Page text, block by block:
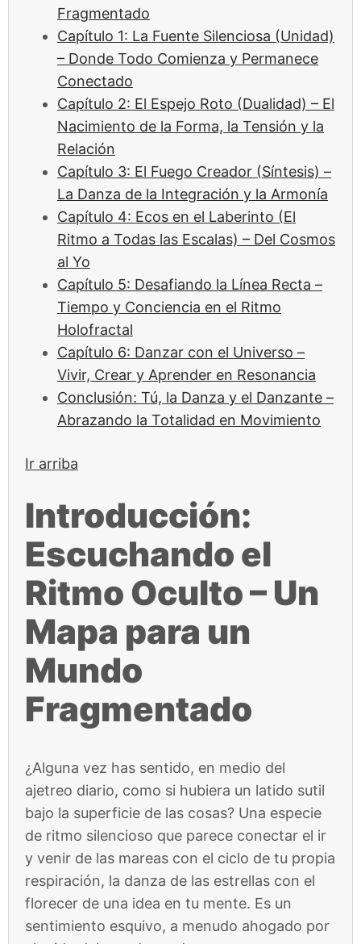
Fragmentado
Capítulo 1: La Fuente Silenciosa (Unidad)
– Donde Todo Comienza y Permanece
Conectado
Capítulo 2: El Espejo Roto (Dualidad) – El
Nacimiento de la Forma, la Tensión y la
Relación
Capítulo 3: El Fuego Creador (Síntesis) –
La Danza de la Integración y la Armonía
Capítulo 4: Ecos en el Laberinto (El
Ritmo a Todas las Escalas) – Del Cosmos
al Yo
Capítulo 5: Desafiando la Línea Recta –
Tiempo y Conciencia en el Ritmo
Holofractal
Capítulo 6: Danzar con el Universo –
Vivir, Crear y Aprender en Resonancia
Conclusión: Tú, la Danza y el Danzante –
Abrazando la Totalidad en Movimiento
Ir arriba
Introducción:
Escuchando el
Ritmo Oculto – Un
Mapa para un
Mundo
Fragmentado
¿Alguna vez has sentido, en medio del
ajetreo diario, como si hubiera un latido sutil
bajo la superficie de las cosas? Una especie
de ritmo silencioso que parece conectar el ir
y venir de las mareas con el ciclo de tu propia
respiración, la danza de las estrellas con el
florecer de una idea en tu mente. Es un
sentimiento esquivo, a menudo ahogado por